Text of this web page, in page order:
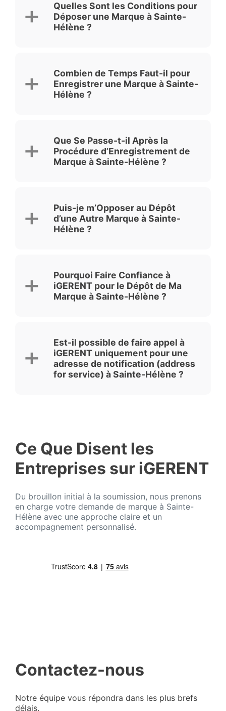
Quelles Sont les Conditions pour
Déposer une Marque à Sainte-
Hélène ?
Combien de Temps Faut-il pour
Enregistrer une Marque à Sainte-
Hélène ?
Que Se Passe-t-il Après la
Procédure d’Enregistrement de
Marque à Sainte-Hélène ?
Puis-je m’Opposer au Dépôt
d’une Autre Marque à Sainte-
Hélène ?
Pourquoi Faire Confiance à
iGERENT pour le Dépôt de Ma
Marque à Sainte-Hélène ?
Est-il possible de faire appel à
iGERENT uniquement pour une
adresse de notification (address
for service) à Sainte-Hélène ?
Ce Que Disent les
Entreprises sur iGERENT
Du brouillon initial à la soumission, nous prenons
en charge votre demande de marque à Sainte-
Hélène avec une approche claire et un
accompagnement personnalisé.
Contactez-nous
Notre équipe vous répondra dans les plus brefs
délais.